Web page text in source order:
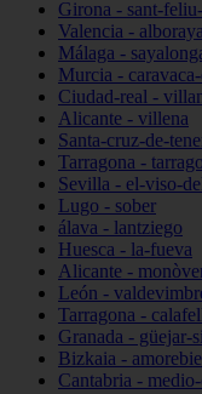
Girona - sant-
Valencia - alboraya
Málaga -
Murcia -
Ciudad-real -
Alicante - villena
Santa-cruz-de-
Tarragona -
Sevilla - el-viso-
Lugo - sober
álava - lantziego
Huesca - la-fueva
Alicante -
León -
Tarragona -
Granada - güejar-
Bizkaia -
Cantabria -